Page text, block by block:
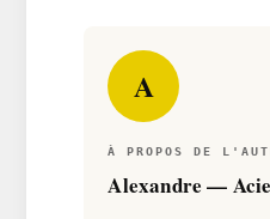
A
À PROPOS DE
Alexandre —